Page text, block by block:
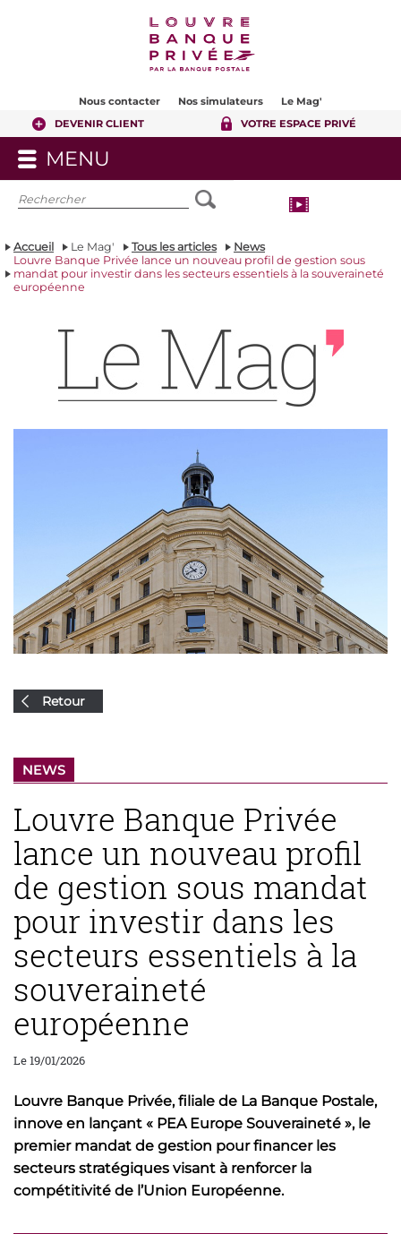
Nous contacter Nos simulateurs
Le Mag'
DEVENIR CLIENT
VOTRE ESPACE PRIVÉ
MENU
LE
MENU
Accueil Le Mag' Tous les articles
News
Louvre Banque Privée lance un nouveau profil de gestion sous
mandat pour investir dans les secteurs essentiels à la souveraineté
européenne
Retour
NEWS
Louvre Banque Privée
lance un nouveau profil
de gestion sous mandat
pour investir dans les
secteurs essentiels à la
souveraineté
européenne
Le 19/01/2026
Louvre Banque Privée, filiale de La Banque Postale,
innove en lançant « PEA Europe Souveraineté », le
premier mandat de gestion pour financer les
secteurs stratégiques visant à renforcer la
compétitivité de l’Union Européenne.